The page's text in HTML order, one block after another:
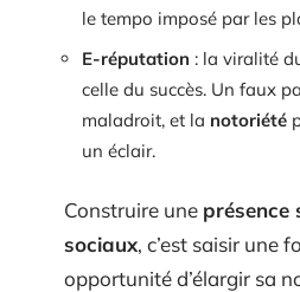
le tempo imposé par les
E-réputation : la viralité
celle du succès. Un faux
maladroit, et la notoriété
un éclair.
Construire une présence
sociaux, c’est saisir une
opportunité d’élargir sa